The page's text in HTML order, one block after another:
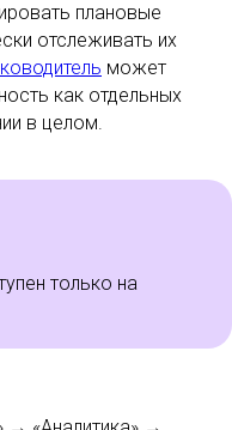
плановые
отслеживать их
может
как отдельных
в целом.
только на